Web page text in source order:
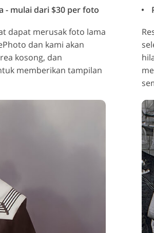
- mulai dari $30 per foto
dapat merusak foto lama
dan kami akan
kosong, dan
memberikan tampilan